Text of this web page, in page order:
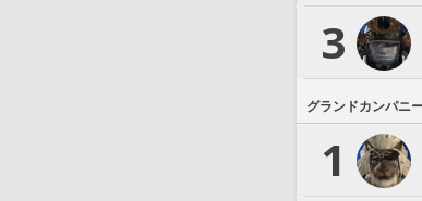
3
グランドカンパニ
1